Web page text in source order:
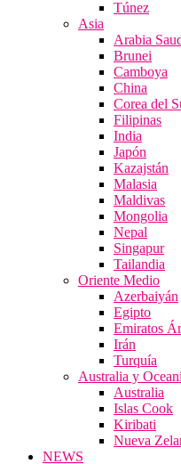
Túnez
Asia
Arabia
Brunei
Camboya
China
Corea del
Filipinas
India
Japón
Kazajstán
Malasia
Maldivas
Mongolia
Nepal
Singapur
Tailandia
Oriente Medio
Azerbaiyán
Egipto
Emiratos
Irán
Turquía
Australia y
Australia
Islas Cook
Kiribati
Nueva
NEWS